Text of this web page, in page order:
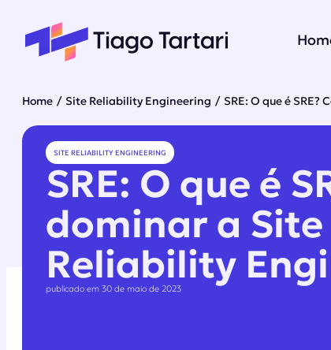
Home / Site Reliability Engineering / SRE: O que é
SITE RELIABILITY ENGINEERING
SRE: O que é
dominar a Site
Reliability
publicado em 30 de maio de 2023